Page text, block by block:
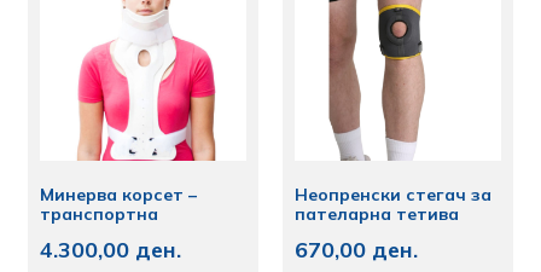
Минерва корсет –
транспортна
4.300,00 ден.
Неопренски стегач за
пателарна тетива
670,00 ден.